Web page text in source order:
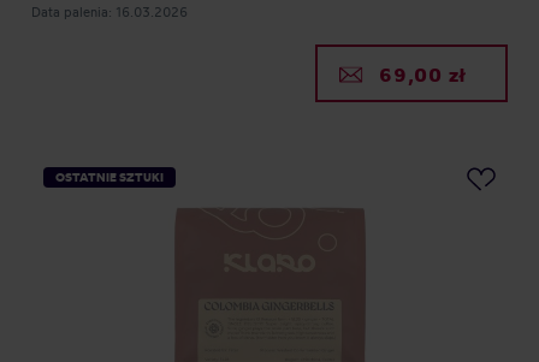
Data palenia: 16.03.2026
69,00 zł
OSTATNIE SZTUKI